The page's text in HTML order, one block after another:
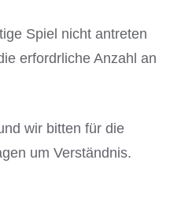
Spiel nicht antreten
erfordrliche Anzahl an
wir bitten für die
um Verständnis.